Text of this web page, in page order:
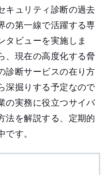
キュリティ診断の過去
の第一線で活躍する専
タビューを実施しま
、現在の高度化する脅
診断サービスの在り方
深掘りする予定なので
の実務に役立つサイバ
法を解説する、定期的
す。